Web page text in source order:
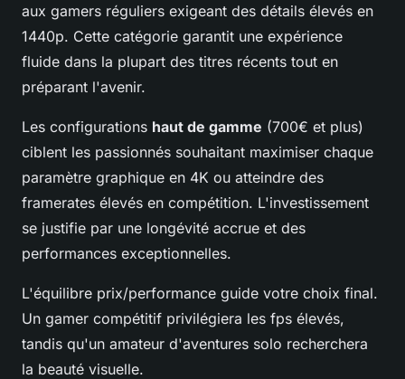
aux gamers réguliers exigeant des détails élevés en
1440p. Cette catégorie garantit une expérience
fluide dans la plupart des titres récents tout en
préparant l'avenir.
Les configurations haut de gamme (700€ et plus)
ciblent les passionnés souhaitant maximiser chaque
paramètre graphique en 4K ou atteindre des
framerates élevés en compétition. L'investissement
se justifie par une longévité accrue et des
performances exceptionnelles.
L'équilibre prix/performance guide votre choix final.
Un gamer compétitif privilégiera les fps élevés,
tandis qu'un amateur d'aventures solo recherchera
la beauté visuelle.